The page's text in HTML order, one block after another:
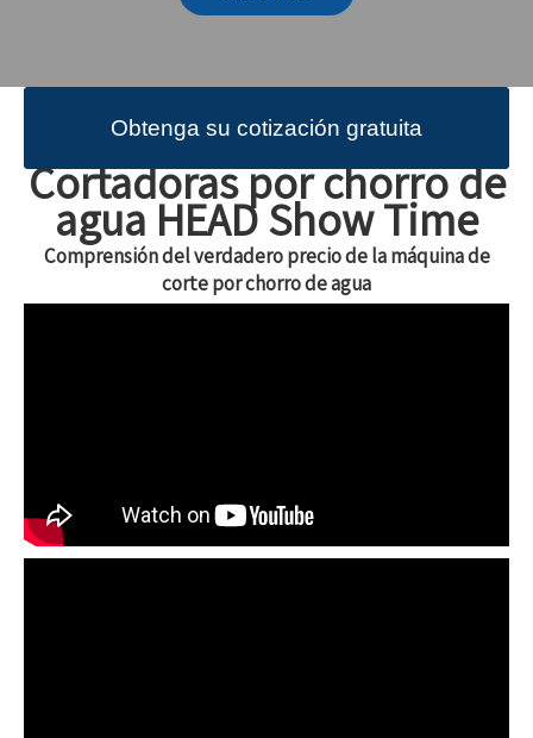
Obtenga su cotización gratuita
ahora
Cortadoras por chorro de
agua HEAD Show Time
Comprensión del verdadero precio de la máquina de
corte por chorro de agua